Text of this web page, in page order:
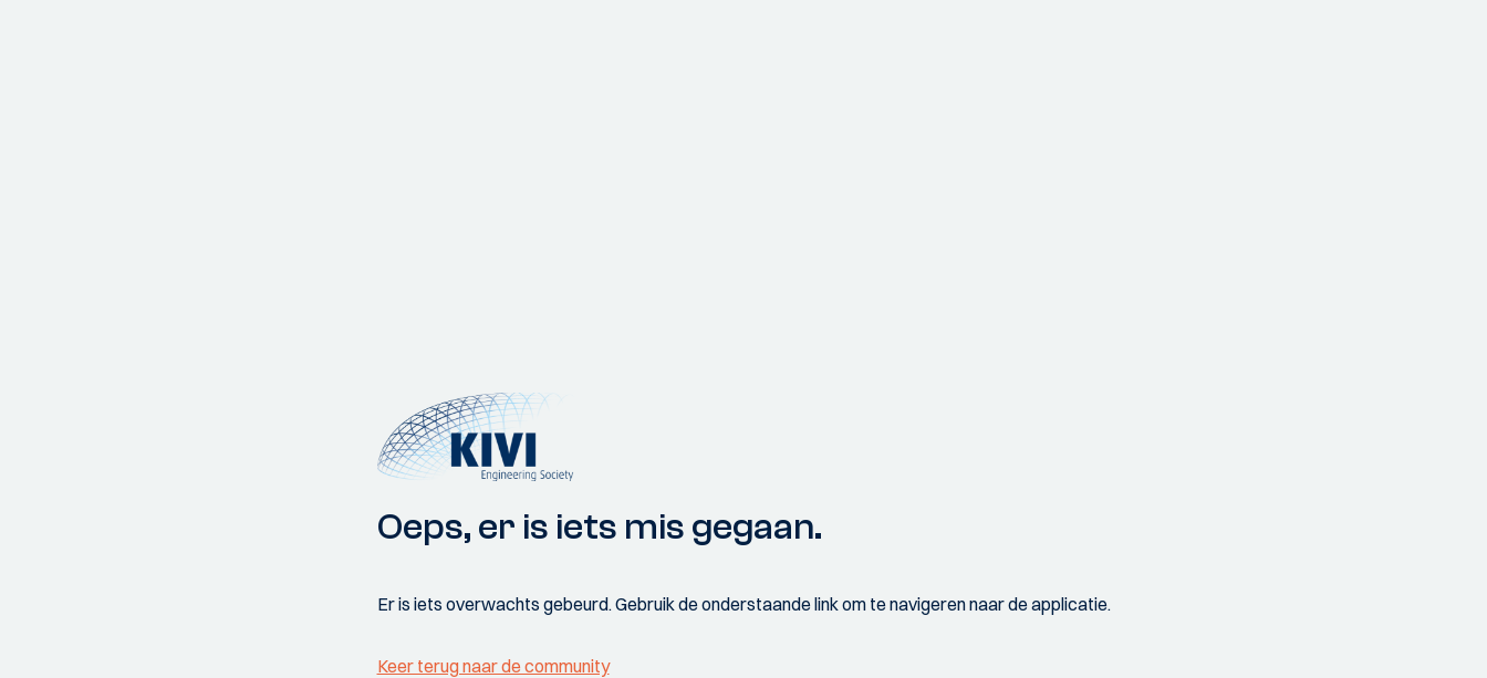
Oeps, er is iets mis gegaan.
Er is iets overwachts gebeurd. Gebruik de onderstaande link om te navigeren naar de applicatie.
Keer terug naar de community